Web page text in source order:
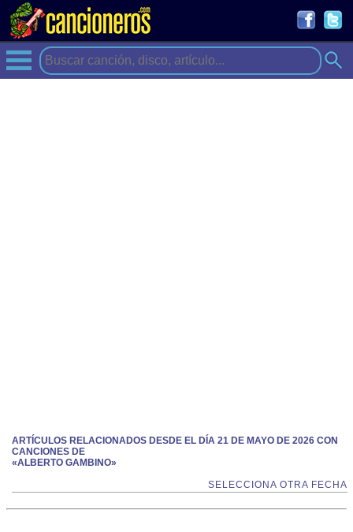
ARTÍCULOS RELACIONADOS DESDE EL DÍA 21 DE MAYO DE 2026 CON
CANCIONES DE
«ALBERTO GAMBINO»
SELECCIONA OTRA FECHA